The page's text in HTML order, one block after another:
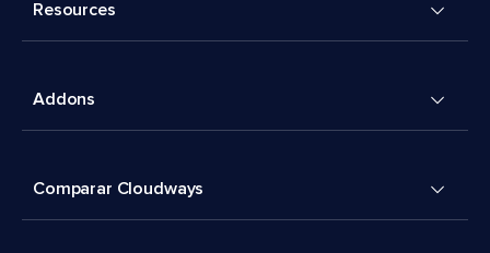
Resources
Addons
Comparar Cloudways